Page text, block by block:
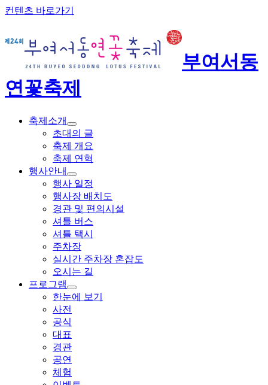
컨텐츠 바로가기
부여서동
연꽃축제
축제소개
초대의 글
축제 개요
축제 연혁
행사안내
행사 일정
행사장 배치도
경관 및 편의시설
셔틀 버스
셔틀 택시
주차장
실시간 주차장 혼잡도
오시는 길
프로그램
한눈에 보기
사전
공식
대표
경관
공연
체험